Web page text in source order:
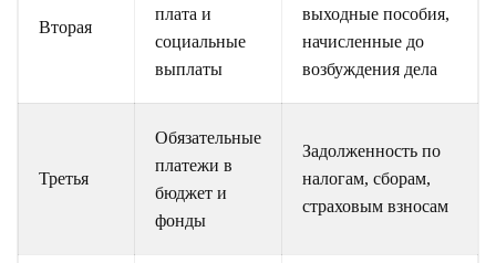
Вторая
плата и
социальные
выплаты
выходные пособия,
начисленные до
возбуждения дела
Третья
Обязательные
платежи в
бюджет и
фонды
Задолженность по
налогам, сборам,
страховым взносам